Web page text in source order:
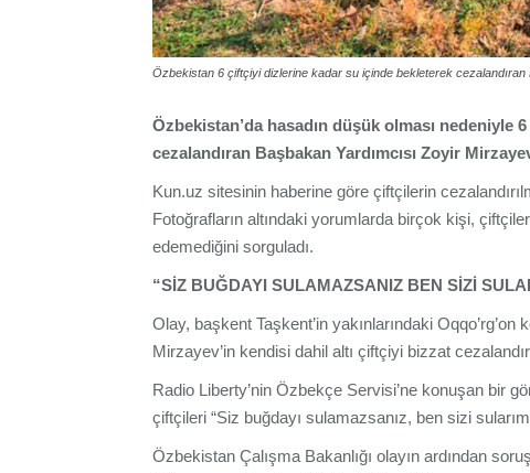
Özbekistan 6 çiftçiyi dizlerine kadar su içinde bekleterek cezalandıran
Özbekistan’da hasadın düşük olması
cezalandıran Başbakan Yardımcısı Zoyir
Kun.uz sitesinin haberine göre çiftçilerin
Fotoğrafların altındaki yorumlarda birçok kişi,
edemediğini sorguladı.
“SİZ BUĞDAYI SULAMAZSANIZ BEN SİZİ
Olay, başkent Taşkent’in yakınlarındaki
Mirzayev’in kendisi dahil altı çiftçiyi bizzat
Radio Liberty’nin Özbekçe Servisi’ne konuşan bir
çiftçileri “Siz buğdayı sulamazsanız, ben sizi
Özbekistan Çalışma Bakanlığı olayın ardından